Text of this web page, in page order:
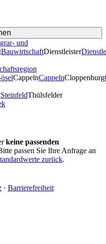
und
BauwirtschaftDienstleister
CappelnCappelnCloppenburg
SteinfeldThülsfelder
keine passenden
passen Sie Ihre Anfrage an
zurück.
· Barrierefreiheit